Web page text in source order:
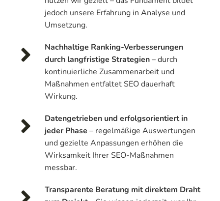
jedoch unsere Erfahrung in Analyse und
Umsetzung.
Nachhaltige Ranking-Verbesserungen
durch langfristige Strategien– durch
kontinuierliche Zusammenarbeit und
Maßnahmen entfaltet SEO dauerhaft
Wirkung.
Datengetrieben und erfolgsorientiert in
jeder Phase – regelmäßige Auswertungen
und gezielte Anpassungen erhöhen die
Wirksamkeit Ihrer SEO-Maßnahmen
messbar.
Transparente Beratung mit direktem Draht